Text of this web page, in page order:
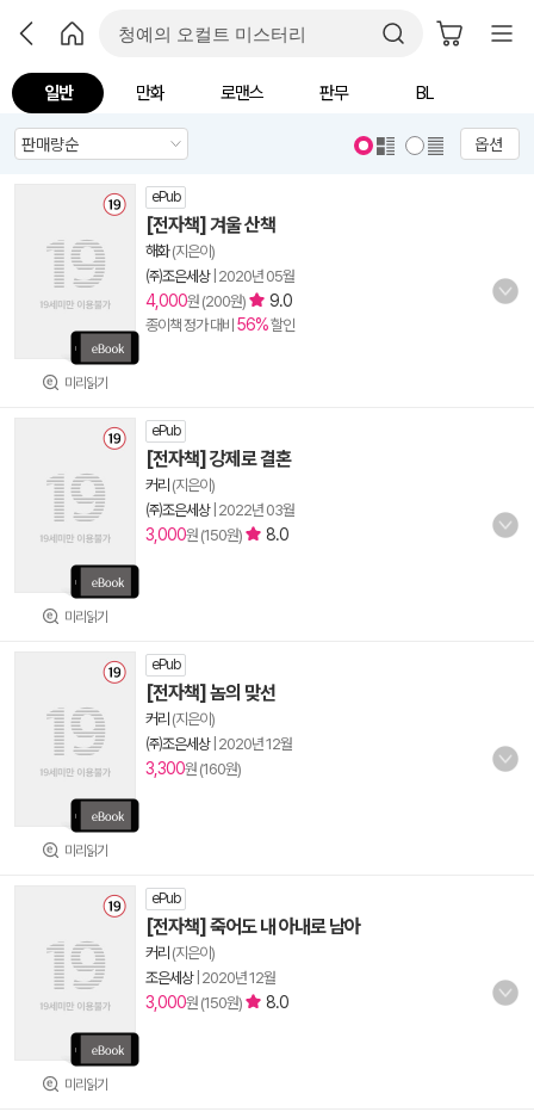
일반 만화 로맨스 판무 BL
옵션
미리읽기
ePub
[전자책] 겨울 산책
해화(지은이)
㈜조은세상| 2020년 05월
4,000원 (200원) 9.0
종이책 정가 대비 56%할인
미리읽기
ePub
[전자책] 강제로 결혼
커리 (지은이)
㈜조은세상| 2022년 03월
3,000원 (150원) 8.0
미리읽기
ePub
[전자책] 놈의 맞선
커리 (지은이)
㈜조은세상| 2020년 12월
3,300원 (160원)
미리읽기
ePub
[전자책] 죽어도 내 아내로 남아
커리 (지은이)
조은세상| 2020년 12월
3,000원 (150원) 8.0